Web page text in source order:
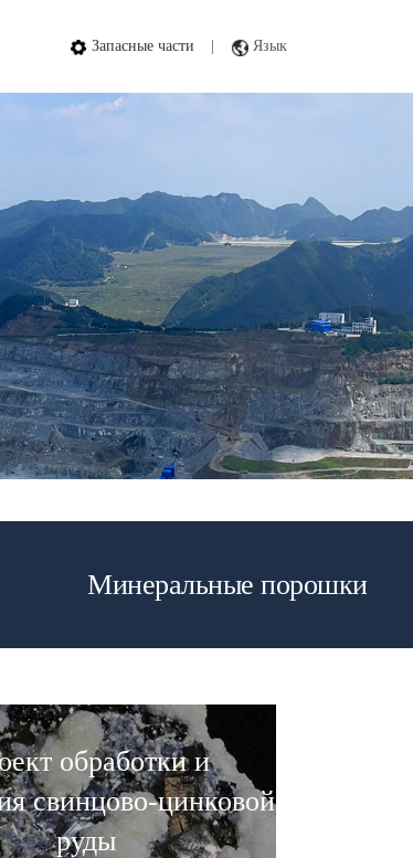
Запасные части Язык
Минеральные порошки
обработки и
свинцово-цинковой
руды